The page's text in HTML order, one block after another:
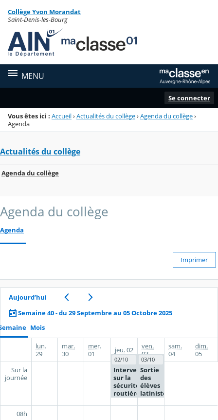
Menu de la rubrique
Contenu
Collège Yvon Morandat
Saint-Denis-les-Bourg
MENU
Se connecter
Vous êtes ici : Accueil›Actualités du collège›Agenda du collège›
Agenda
Actualités du collège
Agenda du collège
Agenda du collège
Agenda
Imprimer
Aujourd’hui
Semaine 40 - du 29 Septembre au 05 Octobre 2025
Mois
02/10
Intervention
sur la
sécurité
routière 4°
03/10
Sortie
des
élèves
latinistes
St
lun.
29
mar.
30
mer.
01
jeu.02
ven.
03
sam.
04
dim.
05
Sur la
journée
08h